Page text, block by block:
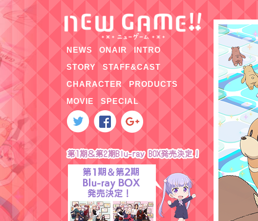
NEWS ONAIR INTRO
STORY STAFF&CAST
CHARACTER PRODUCTS
MOVIE SPECIAL